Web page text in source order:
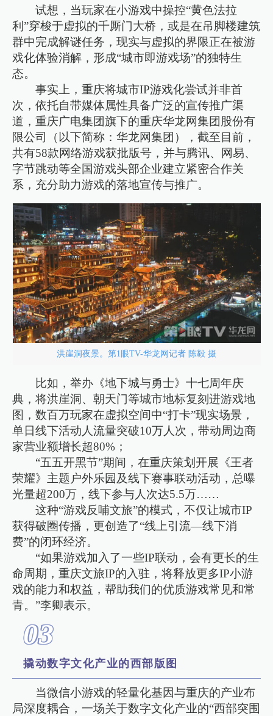
试想，当玩家在小游戏中操控“黄色法拉
利”穿梭于虚拟的千厮门大桥，或是在吊脚楼建筑
群中完成解谜任务，现实与虚拟的界限正在被游
戏化体验消解，形成“城市即游戏场”的独特生
态。
事实上，重庆将城市IP游戏化尝试并非首
次，依托自带媒体属性具备广泛的宣传推广渠
道，重庆广电集团旗下的重庆华龙网集团股份有
限公司（以下简称：华龙网集团），截至目前，
共有58款网络游戏获批版号，并与腾讯、网易、
字节跳动等全国游戏头部企业建立紧密合作关
系，充分助力游戏的落地宣传与推广。
洪崖洞夜景。第1眼TV-华龙网记者 陈毅 摄
比如，举办《地下城与勇士》十七周年庆
典，将洪崖洞、朝天门等城市地标复刻进游戏地
图，数百万玩家在虚拟空间中“打卡”现实场景，
单日线下活动人流量突破10万人次，带动周边商
家营业额增长超80%；
“五五开黑节”期间，在重庆策划开展《王者
荣耀》主题户外乐园及线下赛事联动活动，总曝
光量超200万，线下参与人次达5.5万……
这种“游戏反哺文旅”的模式，不仅让城市IP
获得破圈传播，更创造了“线上引流—线下消
费”的闭环经济。
“如果游戏加入了一些IP联动，会有更长的生
命周期，重庆文旅IP的入驻，将释放更多IP小游
戏的能力和权益，帮助我们的优质游戏常见和常
青。”李卿表示。
03
撬动数字文化产业的西部版图
当微信小游戏的轻量化基因与重庆的产业布
局深度耦合，一场关于数字文化产业的“西部突围